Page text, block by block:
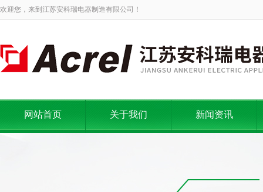
欢迎您，来到江苏安科瑞电器制造有限公司！
网站首页 关于我们 新闻资讯